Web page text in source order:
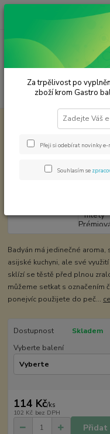
Premium koření
Badyán
Badyán má jedinečné aroma,
asijské kuchyni, ale své
sklízí se těstě před plnou
můžeme setkat s označením
ponejvíc použijete do peč...
Dostupnost
Skladem
Vyberte balení
114 Kč/ks
102 Kč bez DPH
Přidat
Za trpělivost po
zboží krom Gastro
Přeji si odebírat novinky
Souhlasím se